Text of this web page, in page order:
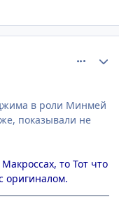
в роли Минмей
показывали не
то Тот что
оригиналом.